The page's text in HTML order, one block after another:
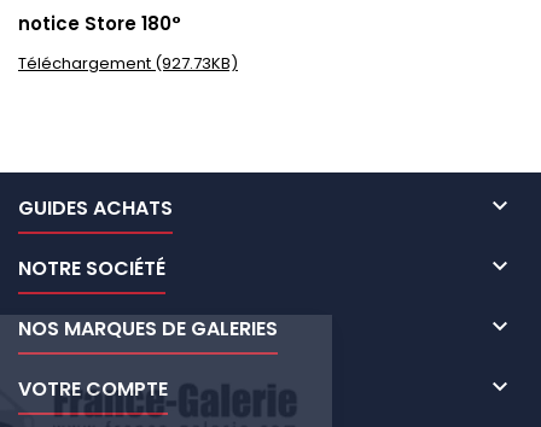
notice Store 180°
Téléchargement (927.73KB)
GUIDES ACHATS 
NOTRE SOCIÉTÉ 
NOS MARQUES DE GALERIES 
VOTRE COMPTE 